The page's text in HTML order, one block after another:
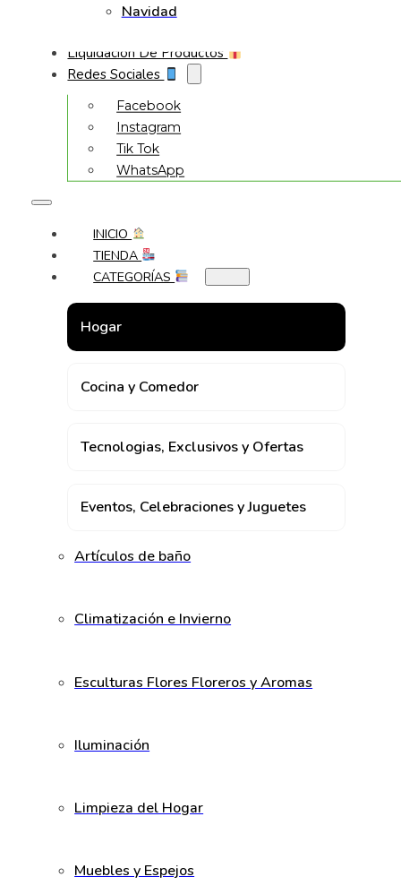
Navidad
Liquidación De Productos
Redes Sociales
Facebook
Instagram
Tik Tok
WhatsApp
INICIO
TIENDA
CATEGORÍAS
Hogar
Cocina y Comedor
Tecnologias, Exclusivos y Ofertas
Eventos, Celebraciones y Juguetes
Artículos de baño
Climatización e Invierno
Esculturas Flores Floreros y Aromas
Iluminación
Limpieza del Hogar
Muebles y Espejos